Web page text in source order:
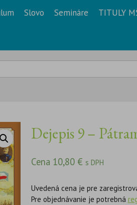
Slovo Semináre TITULY
Dejepis 9 –
Cena 10,80 € s DPH
Uvedená cena je pre
Pre objednávanie je potrebná